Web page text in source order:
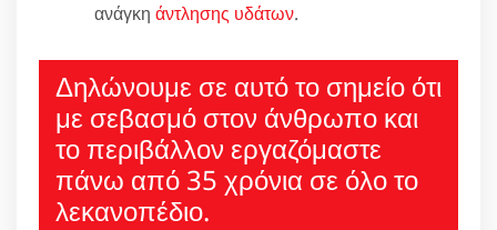
ανάγκη άντλησης υδάτων.
Δηλώνουμε σε αυτό το σημείο ότι
με σεβασμό στον άνθρωπο και
το περιβάλλον εργαζόμαστε
πάνω από 35 χρόνια σε όλο το
λεκανοπέδιο.